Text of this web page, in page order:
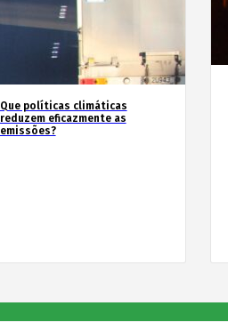
Que políticas climáticas
reduzem eficazmente as
emissões?